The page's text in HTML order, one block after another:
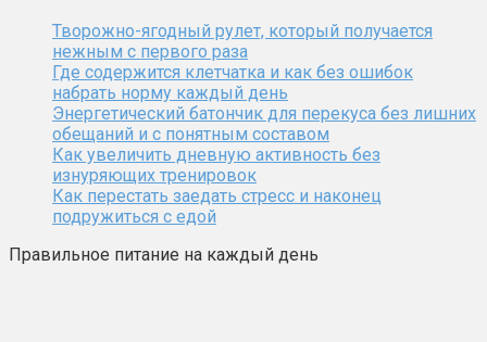
Творожно-ягодный рулет, который получается
нежным с первого раза
Где содержится клетчатка и как без ошибок
набрать норму каждый день
Энергетический батончик для перекуса без лишних
обещаний и с понятным составом
Как увеличить дневную активность без
изнуряющих тренировок
Как перестать заедать стресс и наконец
подружиться с едой
Правильное питание на каждый день